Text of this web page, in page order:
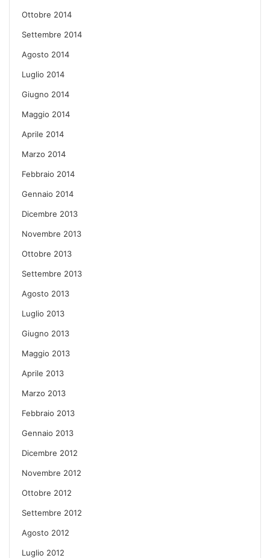
Ottobre 2014
Settembre 2014
Agosto 2014
Luglio 2014
Giugno 2014
Maggio 2014
Aprile 2014
Marzo 2014
Febbraio 2014
Gennaio 2014
Dicembre 2013
Novembre 2013
Ottobre 2013
Settembre 2013
Agosto 2013
Luglio 2013
Giugno 2013
Maggio 2013
Aprile 2013
Marzo 2013
Febbraio 2013
Gennaio 2013
Dicembre 2012
Novembre 2012
Ottobre 2012
Settembre 2012
Agosto 2012
Luglio 2012